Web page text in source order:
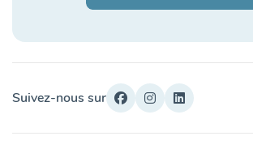
Suivez-nous sur